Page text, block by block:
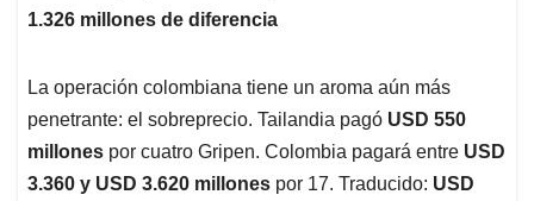
1.326 millones de diferencia
La operación colombiana tiene un aroma aún más
penetrante: el sobreprecio. Tailandia pagó USD 550
millones por cuatro Gripen. Colombia pagará entre USD
3.360 y USD 3.620 millones por 17. Traducido: USD